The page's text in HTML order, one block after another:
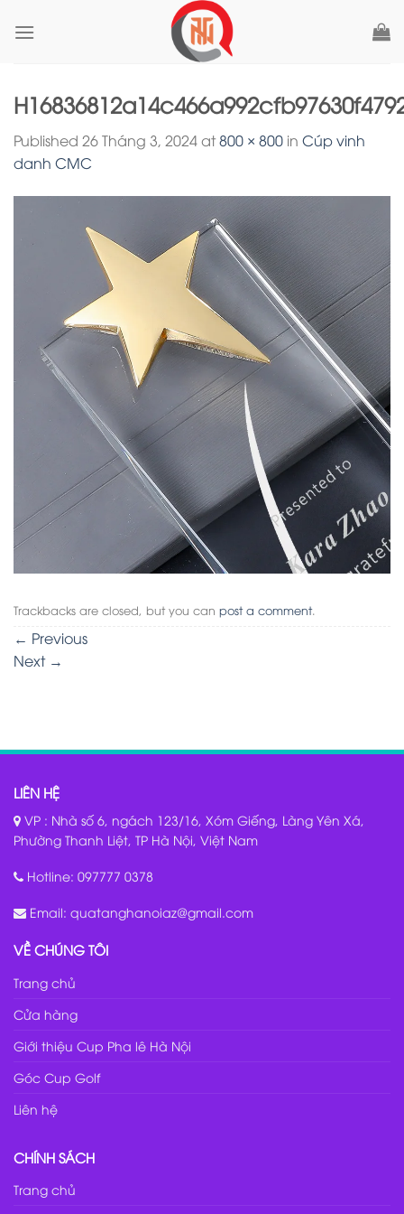
Published 26 Tháng 3, 2024at800 × 800 in Cúp vinh
danh CMC
Trackbacks are closed, but you can post a comment.
← Previous
Next →
LIÊN HỆ
VP : Nhà số 6, ngách 123/16, Xóm Giếng, Làng Yên Xá,
Phường Thanh Liệt, TP Hà Nội, Việt Nam
Hotline: 097777 0378
Email: quatanghanoiaz@gmail.com
VỀ CHÚNG TÔI
Trang chủ
Cửa hàng
Giới thiệu Cup Pha lê Hà Nội
Góc Cup Golf
Liên hệ
CHÍNH SÁCH
Trang chủ